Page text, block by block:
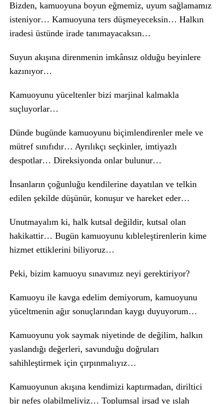
Bizden, kamuoyuna boyun eğmemiz, uyum sağlamamız
isteniyor… Kamuoyuna ters düşmeyeceksin… Halkın
iradesi üstünde irade tanımayacaksın…
Suyun akışına direnmenin imkânsız olduğu beyinlere
kazınıyor…
Kamuoyunu yüceltenler bizi marjinal kalmakla
suçluyorlar…
Dünde bugünde kamuoyunu biçimlendirenler mele ve
mütref sınıfıdır… Ayrılıkçı seçkinler, imtiyazlı
despotlar… Direksiyonda onlar bulunur…
İnsanların çoğunluğu kendilerine dayatılan ve telkin
edilen şekilde düşünür, konuşur ve hareket eder…
Unutmayalım ki, halk kutsal değildir, kutsal olan
hakikattir… Bugün kamuoyunu kıbleleştirenlerin kime
hizmet ettiklerini biliyoruz…
Peki, bizim kamuoyu sınavımız neyi gerektiriyor?
Kamuoyu ile kavga edelim demiyorum, kamuoyunu
yüceltmenin ağır sonuçlarından kaygı duyuyorum…
Kamuoyunu yok saymak niyetinde de değilim, halkın
yaslandığı değerleri, savunduğu doğruları
sahihleştirmek için çırpınmalıyız…
Kamuoyunun akışına kendimizi kaptırmadan, diriltici
bir nefes olabilmeliyiz… Toplumsal irşad ve ıslah